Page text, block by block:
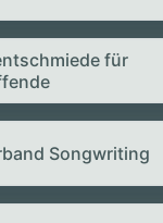
für
Songwriting